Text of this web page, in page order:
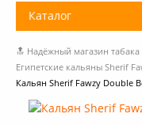
Доставка и оплата
Обзоры табака
Каталог
Табак для кальяна
Уголь для кальяна
Кальяны
🔝 Надёжный магазин табака
Египетские кальяны Sherif
Кальян Sherif Fawzy Double